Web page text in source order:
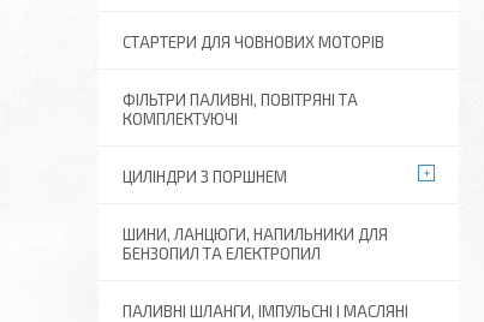
СТАРТЕРИ ДЛЯ ЧОВНОВИХ МОТОРІВ
ФІЛЬТРИ ПАЛИВНІ, ПОВІТРЯНІ ТА
КОМПЛЕКТУЮЧІ
ЦИЛІНДРИ З ПОРШНЕМ
ШИНИ, ЛАНЦЮГИ, НАПИЛЬНИКИ ДЛЯ
БЕНЗОПИЛ ТА ЕЛЕКТРОПИЛ
ПАЛИВНІ ШЛАНГИ, ІМПУЛЬСНІ І МАСЛЯНІ